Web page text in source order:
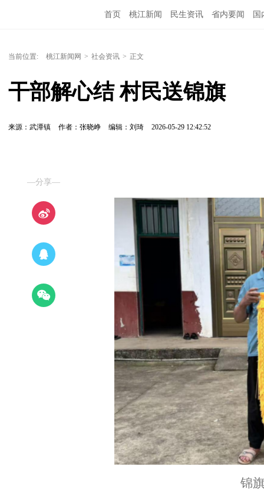
首页 桃江新闻 民生资讯 省内要闻 国
当前位置: 桃江新闻网 > 社会资讯 > 正文
干部解心结 村民送锦旗
来源：武潭镇 作者：张晓峥 编辑：刘琦 2026-05-29 12:42:52
—分享—
锦